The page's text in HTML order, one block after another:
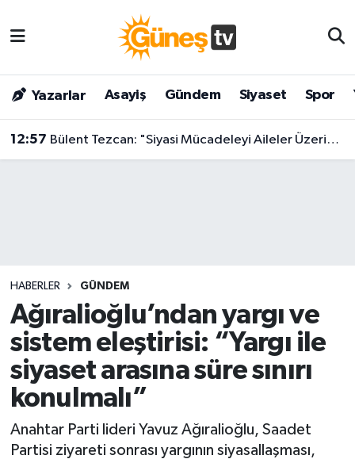
Yazarlar Asayiş Gündem Siyaset Spor
12:57 Bülent Tezcan: "Siyasi Mücadeleyi Aileler Üzerinden Yürütmek Acizliğin Zirvesi"
HABERLER GÜNDEM
Ağıralioğlu’ndan yargı ve
sistem eleştirisi: “Yargı ile
siyaset arasına süre sınırı
konulmalı”
Anahtar Parti lideri Yavuz Ağıralioğlu, Saadet
Partisi ziyareti sonrası yargının siyasallaşması,
Bilim & Teknoloji
Dünya
Magazin
Siyaset
Spor
Yaşam
Malatya Nöbetçi Eczaneler
Malatya Hava Durumu
Malatya Namaz Vakitleri
Son Dakika Haberleri
Haber Arşivi